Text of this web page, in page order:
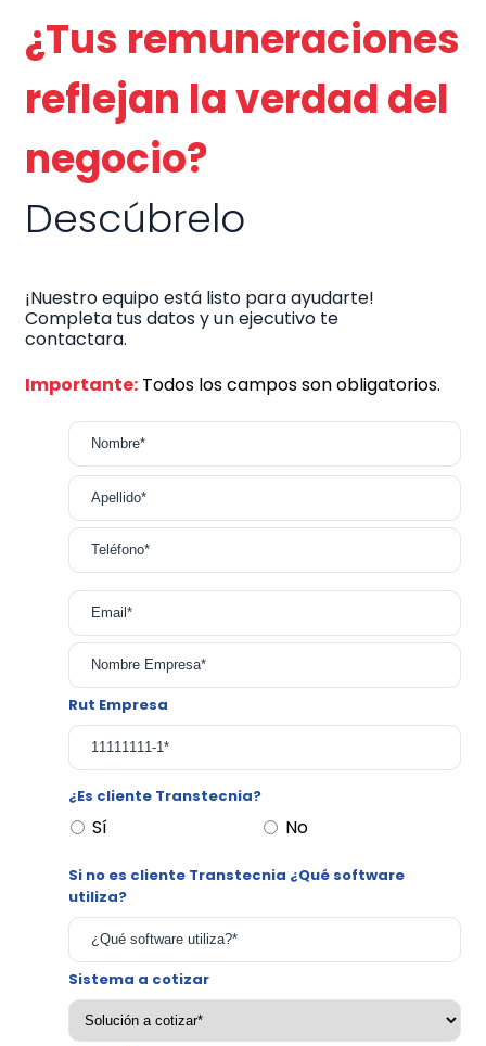
¿Tus remuneraciones
reflejan la verdad del
negocio?
Descúbrelo
¡Nuestro equipo está listo para ayudarte!
Completa tus datos y un ejecutivo te
contactara.
Importante: Todos los campos son obligatorios.
Rut Empresa
¿Es cliente Transtecnia?
Sí No
Si no es cliente Transtecnia ¿Qué software
utiliza?
Sistema a cotizar